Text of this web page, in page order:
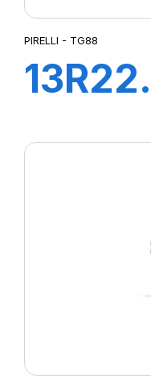
PIRELLI - TG88